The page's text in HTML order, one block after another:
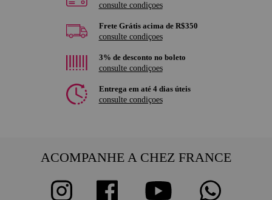
consulte condiçoes
Frete Grátis acima de R$350
consulte condiçoes
3% de desconto no boleto
consulte condiçoes
Entrega em até 4 dias úteis
consulte condiçoes
ACOMPANHE A CHEZ FRANCE